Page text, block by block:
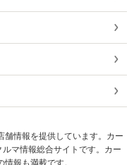
舗情報を提供しています。カー
マ情報総合サイトです。カー
報も満載です。